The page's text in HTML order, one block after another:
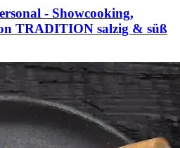
- Showcooking,
TRADITION salzig & süß